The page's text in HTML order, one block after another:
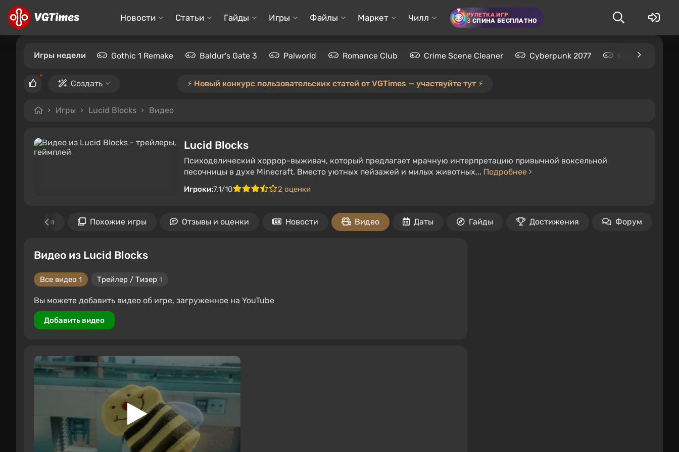
Новости Статьи Гайды Игры Файлы Маркет Чилл РУЛЕТКА ИГР
3 СПИНА БЕСПЛАТНО
Игры недели Gothic 1 Remake Baldur's Gate 3 Palworld Romance Club Crime Scene Cleaner Cyberpunk 2077 Kingdom
Создать ⚡️ Новый конкурс пользовательских статей от VGTimes — участвуйте тут ⚡️
Игры Lucid Blocks Видео
Lucid Blocks
Психоделический хоррор-выживач, который предлагает мрачную интерпретацию привычной воксельной
песочницы в духе Minecraft. Вместо уютных пейзажей и милых животных... Подробнее
Игроки:7.1/10 2 оценки
Галерея Похожие игры Отзывы и оценки Новости Видео Даты Гайды Достижения Форум
Видео из Lucid Blocks
Все видео 1 Трейлер / Тизер 1
Вы можете добавить видео об игре, загруженное на YouTube
Добавить видео